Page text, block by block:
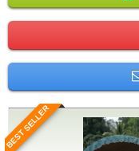
BEST SELLER